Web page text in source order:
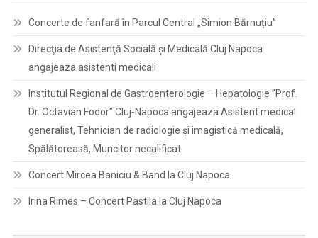
Concerte de fanfară în Parcul Central „Simion Bărnuțiu”
Direcţia de Asistenţă Socială şi Medicală Cluj Napoca
angajeaza asistenti medicali
Institutul Regional de Gastroenterologie – Hepatologie ”Prof.
Dr. Octavian Fodor” Cluj-Napoca angajeaza Asistent medical
generalist, Tehnician de radiologie și imagistică medicală,
Spălătoreasă, Muncitor necalificat
Concert Mircea Baniciu & Band la Cluj Napoca
Irina Rimes – Concert Pastila la Cluj Napoca